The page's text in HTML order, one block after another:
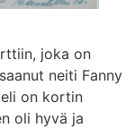
joka on
neiti Fanny
on kortin
oli hyvä ja